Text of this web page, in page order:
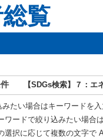
覧
【SDGs検索】７：
みたい場合はキーワードを
ワードで絞り込みたい場合
選択に応じて複数の文字で